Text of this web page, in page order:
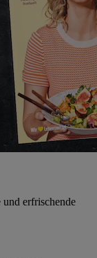
und erfrischende